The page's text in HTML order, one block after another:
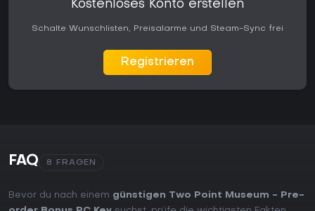
Kostenloses Konto erstellen
Schalte Wunschlisten, Preisalarme und Steam-Sync frei
Registrieren
FAQ 8 FRAGEN
Bevor du nach einem günstigen Two Point Museum - Pre-